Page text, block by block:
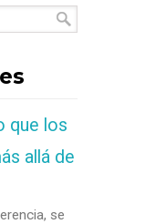
que los
allá de
se